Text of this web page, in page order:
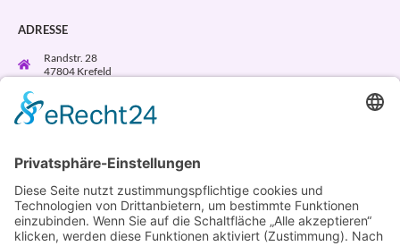
ADRESSE
Randstr. 28
47804 Krefeld
+49 176 58266120
+49 176 58266120
partner@kotarek.com B2B / Dropshipping
Verpackungsregister LUCID: DE2926643562464